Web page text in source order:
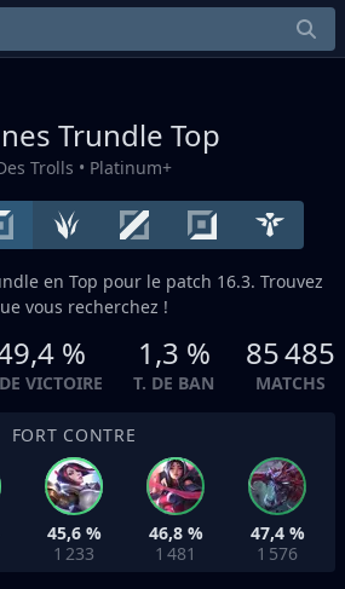
Trundle Top
Trolls • Platinum+
en Top pour le patch 16.3. Trouvez
vous recherchez !
%
VICTOIRE
1,3 %
T. DE BAN
85 485
MATCHS
FORT CONTRE
45,6 %
1 233
46,8 %
1 481
47,4 %
1 576